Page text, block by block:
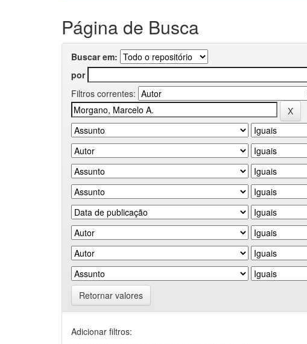
Página de Busca
Buscar em:
por
Filtros correntes:
Retornar valores
Adicionar filtros: